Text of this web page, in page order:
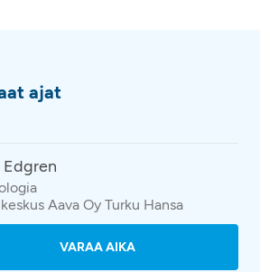
ajat
Edgren
Aava Oy Turku Hansa
VARAA AIKA